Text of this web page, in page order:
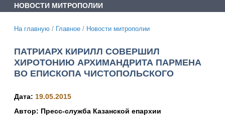
НОВОСТИ МИТРОПОЛИИ
На главную / Главное / Новости митрополии
ПАТРИАРХ КИРИЛЛ СОВЕРШИЛ
ХИРОТОНИЮ АРХИМАНДРИТА ПАРМЕНА
ВО ЕПИСКОПА ЧИСТОПОЛЬСКОГО
Дата: 19.05.2015
Автор: Пресс-служба Казанской епархии